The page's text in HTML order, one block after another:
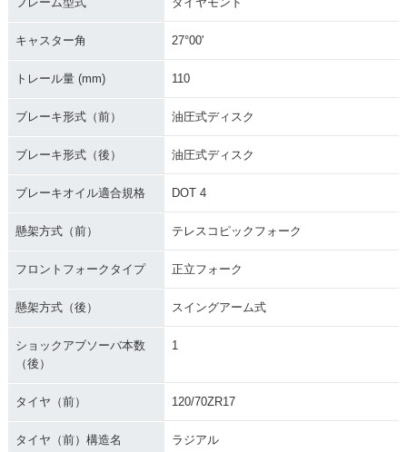
キャスター角 27°00'
トレール量 (mm) 110
ブレーキ形式（前） 油圧式ディスク
ブレーキ形式（後） 油圧式ディスク
ブレーキオイル適合規格 DOT 4
懸架方式（前） テレスコピックフォーク
フロントフォークタイプ 正立フォーク
懸架方式（後） スイングアーム式
ショックアブソーバ本数
（後）
1
タイヤ（前） 120/70ZR17
タイヤ（前）構造名 ラジアル